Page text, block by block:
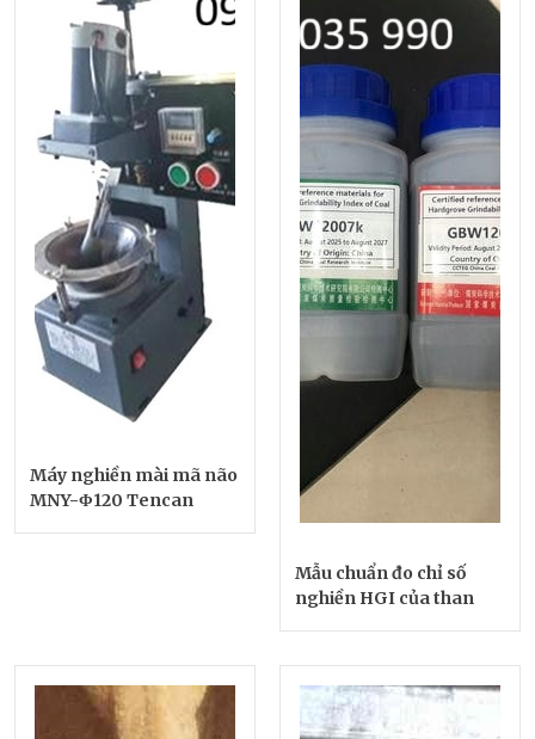
Máy nghiền mài mã não
MNY-Φ120 Tencan
Mẫu chuẩn đo chỉ số
nghiền HGI của than